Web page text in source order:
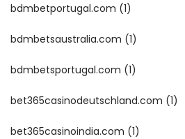
bdmbetportugal.com (1)
bdmbetsaustralia.com (1)
bdmbetsportugal.com (1)
bet365casinodeutschland.com (1)
bet365casinoindia.com (1)